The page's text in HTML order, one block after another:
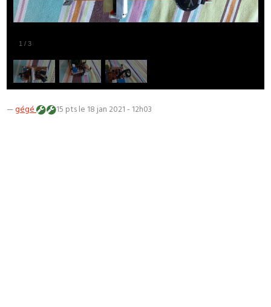
1 /3
—gégé 15 ptsle 18 jan 2021 - 12h03